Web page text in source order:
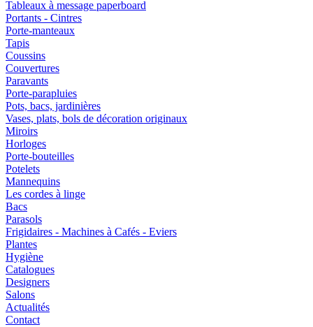
Tableaux à message paperboard
Portants - Cintres
Porte-manteaux
Tapis
Coussins
Couvertures
Paravants
Porte-parapluies
Pots, bacs, jardinières
Vases, plats, bols de décoration originaux
Miroirs
Horloges
Porte-bouteilles
Potelets
Mannequins
Les cordes à linge
Bacs
Parasols
Frigidaires - Machines à Cafés - Eviers
Plantes
Hygiène
Catalogues
Designers
Salons
Actualités
Contact